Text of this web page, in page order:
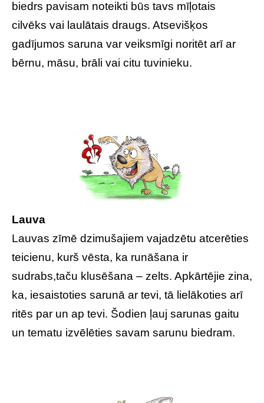
biedrs pavisam noteikti būs tavs mīļotais
cilvēks vai laulātais draugs. Atsevišķos
gadījumos saruna var veiksmīgi noritēt arī ar
bērnu, māsu, brāli vai citu tuvinieku.
Lauva
Lauvas zīmē dzimušajiem vajadzētu atcerēties
teicienu, kurš vēsta, ka runāšana ir
sudrabs,taču klusēšana – zelts. Apkārtējie zina,
ka, iesaistoties sarunā ar tevi, tā lielākoties arī
ritēs par un ap tevi. Šodien ļauj sarunas gaitu
un tematu izvēlēties savam sarunu biedram.